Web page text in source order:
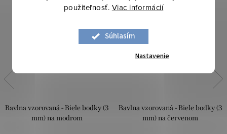
použiteľnosť. Viac informácií
Súhlasím
Nastavenie
Bavlna vzorovaná - Biele bodky (3
mm) na modrom
Bavlna vzorovaná - Biele bodky (3
mm) na červenom